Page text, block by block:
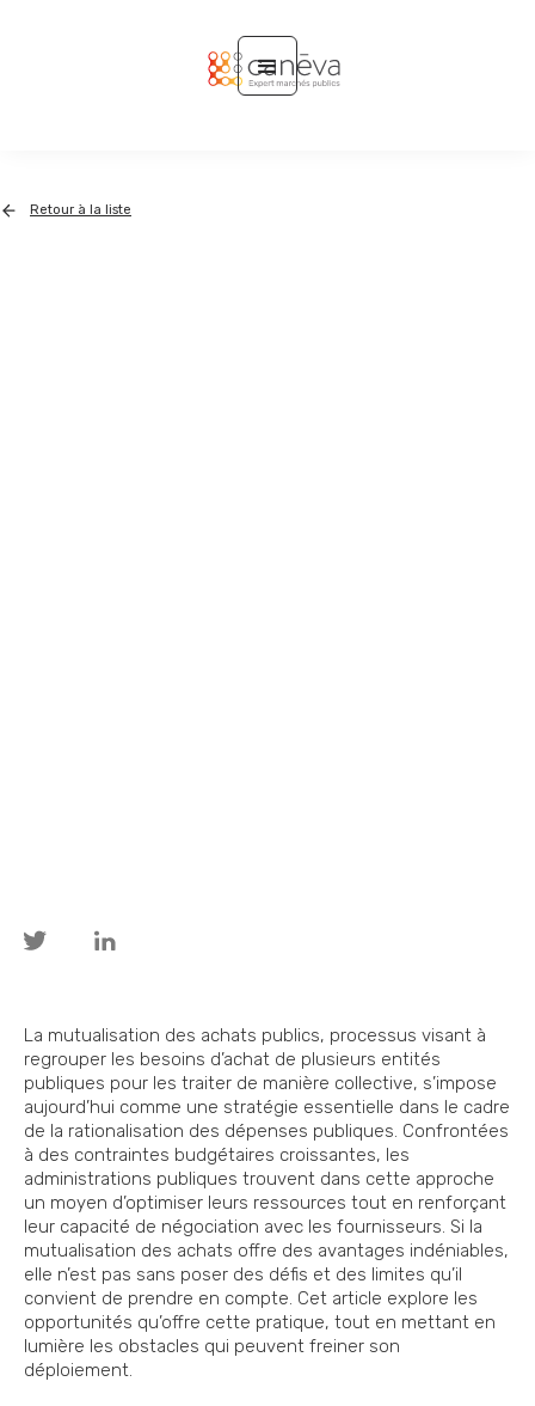
Retour à la liste
La mutualisation des achats publics, processus visant à
regrouper les besoins d’achat de plusieurs entités
publiques pour les traiter de manière collective, s’impose
aujourd’hui comme une stratégie essentielle dans le cadre
de la rationalisation des dépenses publiques. Confrontées
à des contraintes budgétaires croissantes, les
administrations publiques trouvent dans cette approche
un moyen d’optimiser leurs ressources tout en renforçant
leur capacité de négociation avec les fournisseurs. Si la
mutualisation des achats offre des avantages indéniables,
elle n’est pas sans poser des défis et des limites qu’il
convient de prendre en compte. Cet article explore les
opportunités qu’offre cette pratique, tout en mettant en
lumière les obstacles qui peuvent freiner son
déploiement.